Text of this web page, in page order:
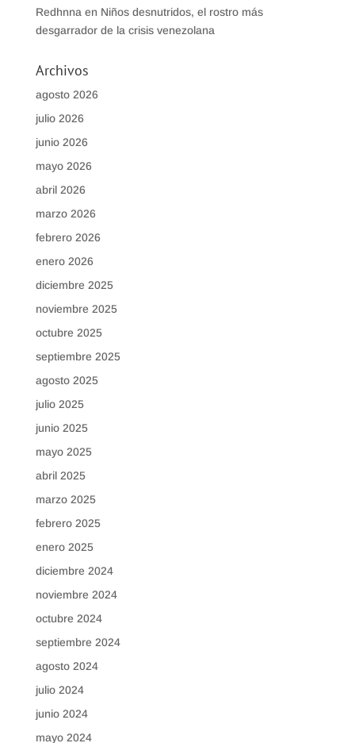
Redhnnaen Niños desnutridos, el rostro más
desgarrador de la crisis venezolana
Archivos
agosto 2026
julio 2026
junio 2026
mayo 2026
abril 2026
marzo 2026
febrero 2026
enero 2026
diciembre 2025
noviembre 2025
octubre 2025
septiembre 2025
agosto 2025
julio 2025
junio 2025
mayo 2025
abril 2025
marzo 2025
febrero 2025
enero 2025
diciembre 2024
noviembre 2024
octubre 2024
septiembre 2024
agosto 2024
julio 2024
junio 2024
mayo 2024